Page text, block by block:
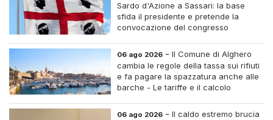
Sardo d'Azione a Sassari: la base
sfida il presidente e pretende la
convocazione del congresso
06 ago 2026 -Il Comune di Alghero
cambia le regole della tassa sui rifiuti
e fa pagare la spazzatura anche alle
barche - Le tariffe e il calcolo
06 ago 2026 -Il caldo estremo brucia